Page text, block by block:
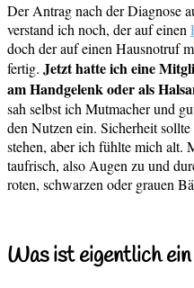
Der Antrag nach der Diagnose
verstand ich noch, der auf einen
doch der auf einen Hausnotruf
fertig. Jetzt hatte ich eine
am Handgelenk oder als
sah selbst ich Mutmacher und
den Nutzen ein. Sicherheit
stehen, aber ich fühlte mich alt.
taufrisch, also Augen zu und
roten, schwarzen oder grauen
Was ist eigentlich